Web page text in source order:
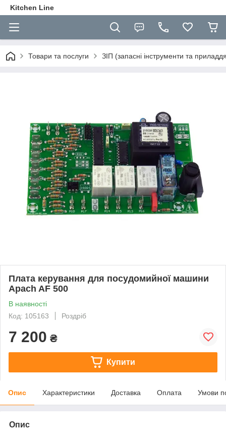
Kitchen Line
Товари та послуги ЗІП (запасні інструменти та
Плата керування для посудомийної машини
Apach AF 500
В наявності
Код: 105163
Роздріб
7 200 ₴
Купити
Опис Характеристики Доставка Оплата Умови
Опис